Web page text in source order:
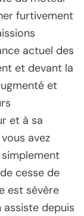
furtivement
actuel des
et devant la
et
et à sa
avez
cesse de
est sévère
depuis